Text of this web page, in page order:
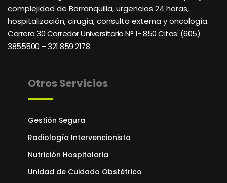
complejidad de Barranquilla, urgencias 24 horas,
hospitalización, cirugía, consulta externa y oncología.
Carrera 30 Corredor Universitario N° 1- 850 Citas: (605)
3855500 – 321 859 2178
Otros Servicios
Gestión Segura
Radiología Intervencionista
Nutrición Hospitalaria
Unidad de Cuidado Obstétrico